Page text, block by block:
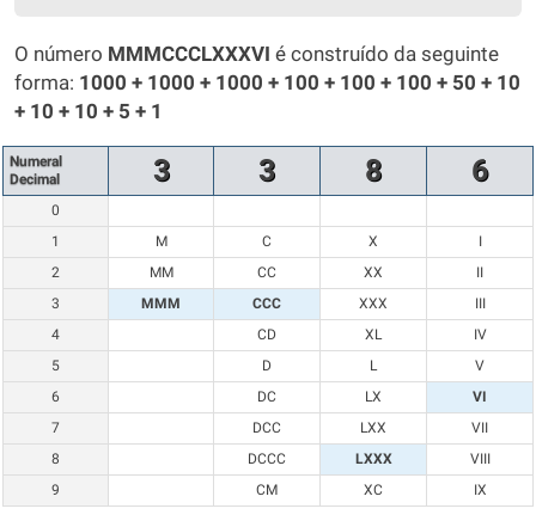
O número MMMCCCLXXXVI é construído da seguinte
forma: 1000 + 1000 + 1000 + 100 + 100 + 100 + 50 + 10
+ 10 + 10 + 5 + 1
Numeral
Decimal
3 3 8 6
0
1
M C X
I
2
MM CC XX
II
3
MMM CCC XXX
III
4
CD XL
IV
5
D L
V
6
DC LX
VI
7
DCC LXX
VII
8
DCCC LXXX
VIII
9
CM XC IX